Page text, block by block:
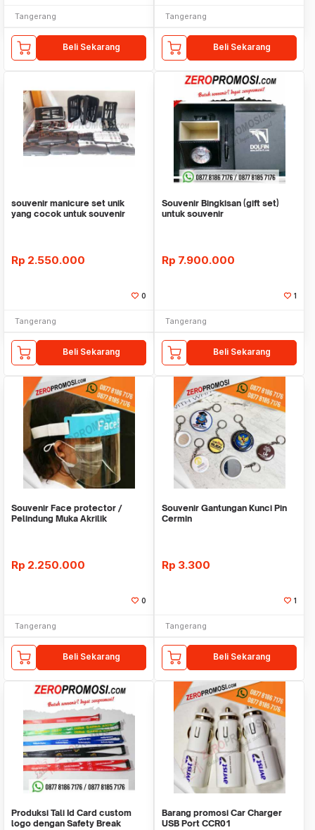
Tangerang
Beli Sekarang
Tangerang
Beli Sekarang
souvenir manicure set unik
yang cocok untuk souvenir
Rp 2.550.000
0
Tangerang
Beli Sekarang
Souvenir Bingkisan (gift set)
untuk souvenir
Rp 7.900.000
1
Tangerang
Beli Sekarang
Souvenir Face protector /
Pelindung Muka Akrilik
Rp 2.250.000
0
Tangerang
Beli Sekarang
Souvenir Gantungan Kunci Pin
Cermin
Rp 3.300
1
Tangerang
Beli Sekarang
Produksi Tali Id Card custom
logo dengan Safety Break
Barang promosi Car Charger
USB Port CCR01